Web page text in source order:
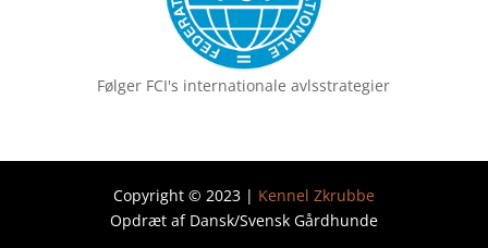
Følger FCI's internationale avlsstrategier
Copyright © 2023 | Kennel Zkrubbe
Opdræt af Dansk/Svensk Gårdhunde